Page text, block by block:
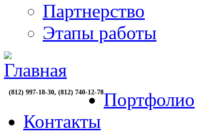
Партнерство
Этапы работы
(812) 997-18-30, (812) 740-12-78Портфолио
Контакты